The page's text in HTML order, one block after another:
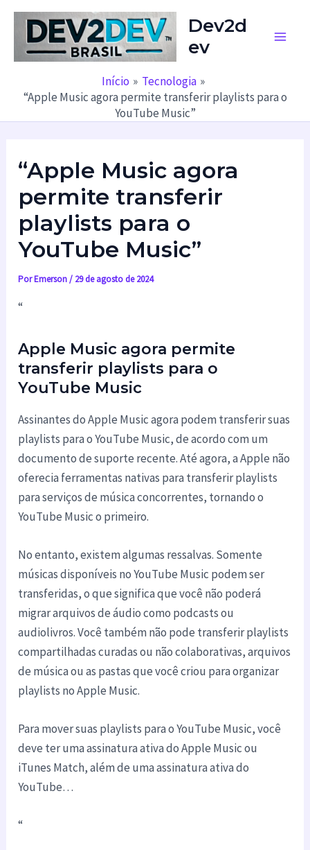
Dev2d
ev
Início
Tecnologia
“Apple Music agora permite transferir playlists para o
YouTube Music”
“Apple Music agora
permite transferir
playlists para o
YouTube Music”
PorEmerson/ 29 de agosto de 2024
“
Apple Music agora permite
transferir playlists para o
YouTube Music
Assinantes do Apple Music agora podem transferir suas
playlists para o YouTube Music, de acordo com um
documento de suporte recente. Até agora, a Apple não
oferecia ferramentas nativas para transferir playlists
para serviços de música concorrentes, tornando o
YouTube Music o primeiro.
No entanto, existem algumas ressalvas. Somente
músicas disponíveis no YouTube Music podem ser
transferidas, o que significa que você não poderá
migrar arquivos de áudio como podcasts ou
audiolivros. Você também não pode transferir playlists
compartilhadas curadas ou não colaborativas, arquivos
de música ou as pastas que você criou para organizar
playlists no Apple Music.
Para mover suas playlists para o YouTube Music, você
deve ter uma assinatura ativa do Apple Music ou
iTunes Match, além de uma assinatura ativa do
YouTube…
“